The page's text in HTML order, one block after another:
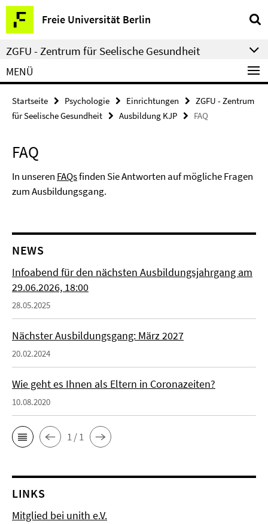
Springe
direkt
zu
Inhalt
Freie Universität Berlin
Service-
Navigation
ZGFU - Zentrum für Seelische Gesundheit
MENÜ
Startseite Psychologie Einrichtungen
ZGFU - Zentrum
für Seelische Gesundheit
Ausbildung KJP FAQ
FAQ
In unseren FAQsfinden Sie Antworten auf mögliche Fragen
zum Ausbildungsgang.
NEWS
Infoabend für den nächsten Ausbildungsjahrgang am
29.06.2026, 18:00
28.05.2025
Nächster Ausbildungsgang: März 2027
20.02.2024
Wie geht es Ihnen als Eltern in Coronazeiten?
10.08.2020
1 / 1
LINKS
Mitglied bei unith e.V.